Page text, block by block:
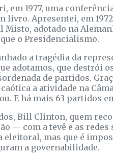
em 1977, uma
livro. Apresentei, em
adotado na
o Presidencialismo.
a tragédia da
adotamos, que destrói
de partidos.
a atividade na
E há mais 63 partidos
Bill Clinton, quem
— com a tevê e as
mas que é
a governabilidade.